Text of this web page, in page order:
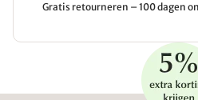
Gratis retourneren – 100 dagen